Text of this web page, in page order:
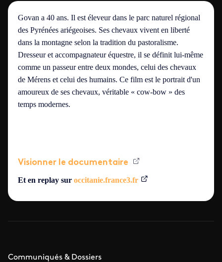
Govan a 40 ans. Il est éleveur dans le parc naturel régional
des Pyrénées ariégeoises. Ses chevaux vivent en liberté
dans la montagne selon la tradition du pastoralisme.
Dresseur et accompagnateur équestre, il se définit lui-même
comme un passeur entre deux mondes, celui des chevaux
de Mérens et celui des humains. Ce film est le portrait d'un
amoureux de ses chevaux, véritable « cow-bow » des
temps modernes.
Visionner le documentaire
Et en replay sur occitanie.france3.fr
Communiqués & Dossiers